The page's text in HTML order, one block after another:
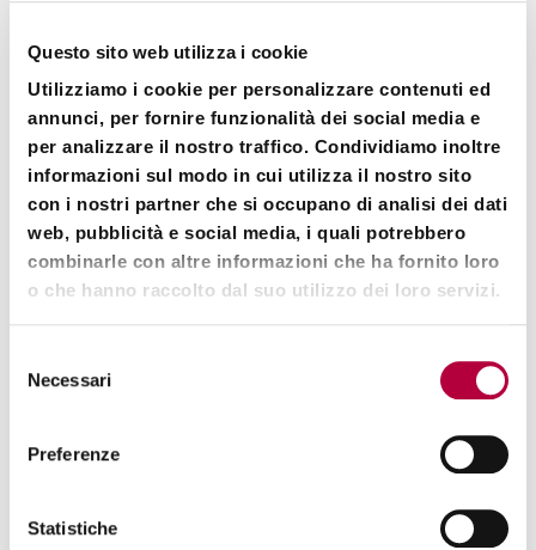
Questo sito web utilizza i cookie
Utilizziamo i cookie per personalizzare contenuti ed
annunci, per fornire funzionalità dei social media e
per analizzare il nostro traffico. Condividiamo inoltre
informazioni sul modo in cui utilizza il nostro sito
con i nostri partner che si occupano di analisi dei dati
web, pubblicità e social media, i quali potrebbero
combinarle con altre informazioni che ha fornito loro
o che hanno raccolto dal suo utilizzo dei loro servizi.
delNecessari
Preferenze
Statistiche
Management
Ottimizzazione dei tempi di elaborazionedei dati
Incremento dei ricavi grazie all’uso di
Intelligenza Artificiale e machine learning
Transizione verso l’Open Finance, in linea con le
nuove dinamiche di mercato
Questo importante riconoscimento testimonia
l’impegno, la competenza e la passione di un team che
ai nostri clienti, aiutandoli ad affrontare con